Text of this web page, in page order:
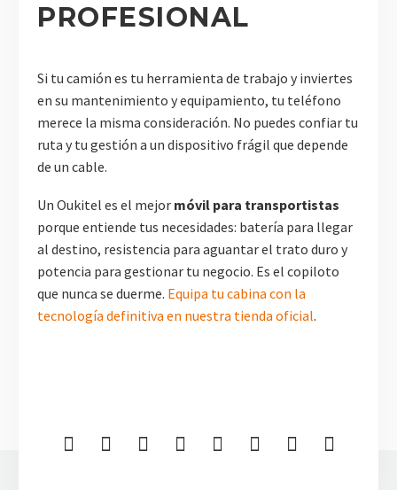
PROFESIONAL
Si tu camión es tu herramienta de trabajo y inviertes
en su mantenimiento y equipamiento, tu teléfono
merece la misma consideración. No puedes confiar tu
ruta y tu gestión a un dispositivo frágil que depende
de un cable.
Un Oukitel es el mejor móvil para transportistas
porque entiende tus necesidades: batería para llegar
al destino, resistencia para aguantar el trato duro y
potencia para gestionar tu negocio. Es el copiloto
que nunca se duerme. Equipa tu cabina con la
tecnología definitiva en nuestra tienda oficial.